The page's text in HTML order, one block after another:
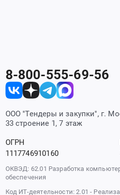
8-800-555-69-56
ООО "Тендеры и закупки", г.
33 строение 1, 7 этаж
ОГРН
1117746910160
ОКВЭД: 62.01 Разработка
обеспечения
Код ИТ-деятельности: 2.01 -